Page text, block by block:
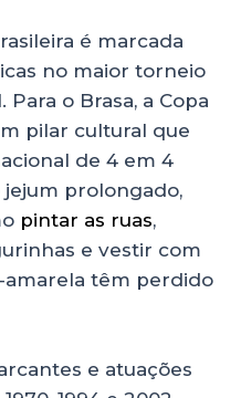
é marcada
no maior torneio
o Brasa, a Copa
pilar cultural que
de 4 em 4
jejum prolongado,
pintar as ruas,
e vestir com
amarela têm perdido
e atuações